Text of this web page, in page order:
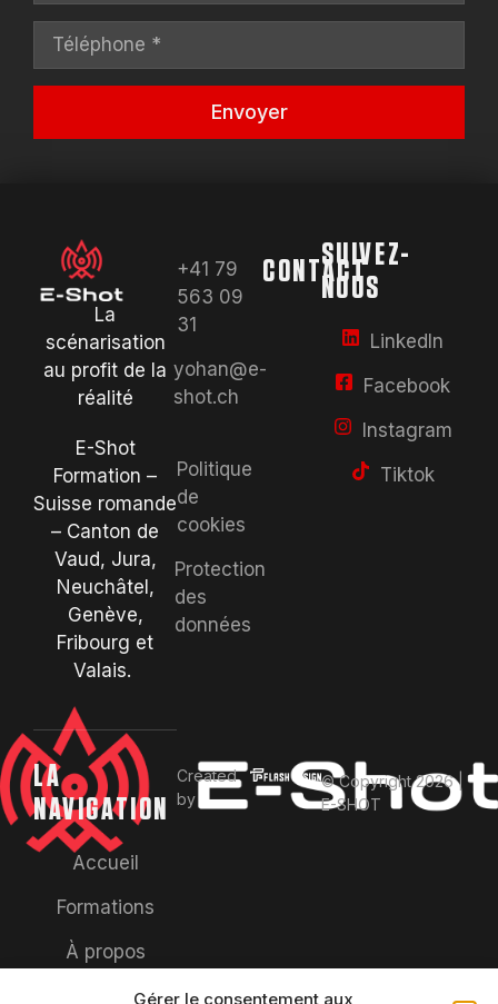
Gérer le consentement aux
Envoyer
CONTACT
+41 79
563 09
31
yohan@e-
shot.ch
Politique
de
cookies
Protection
des
données
La
scénarisation
au profit de la
réalité
E-Shot
Formation –
Suisse romande
– Canton de
Vaud, Jura,
Neuchâtel,
Genève,
Fribourg et
Valais.
SUIVEZ-
NOUS
LinkedIn
Facebook
Instagram
Tiktok
© Copyright 2026 |
E-SHOT
LA
NAVIGATION
Accueil
Formations
À propos
Réalisations
Created
by